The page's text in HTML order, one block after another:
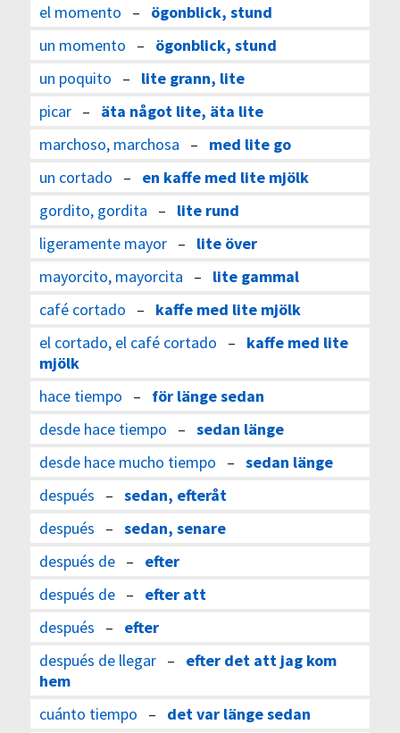
el momento – ögonblick, stund
un momento – ögonblick, stund
un poquito – lite grann, lite
picar– äta något lite, äta lite
marchoso, marchosa – med lite go
un cortado – en kaffe med lite mjölk
gordito, gordita – lite rund
ligeramente mayor– lite över
mayorcito, mayorcita – lite gammal
café cortado – kaffe med lite mjölk
el cortado, el café cortado – kaffe med lite
mjölk
hace tiempo – för länge sedan
desde hace tiempo – sedan länge
desde hace mucho tiempo – sedan länge
después – sedan, efteråt
después – sedan, senare
después de– efter
después de– efter att
después – efter
después de llegar– efter det att jag kom
hem
cuánto tiempo – det var länge sedan